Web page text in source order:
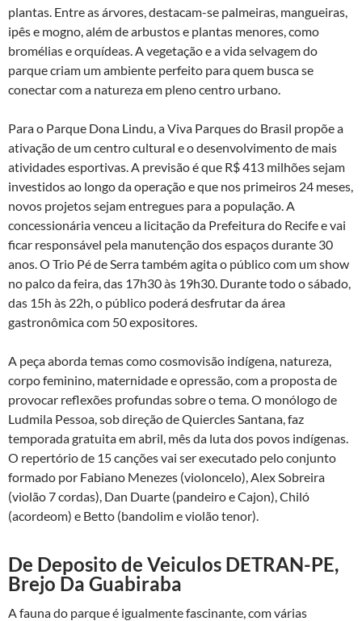
plantas. Entre as árvores, destacam-se palmeiras, mangueiras,
ipês e mogno, além de arbustos e plantas menores, como
bromélias e orquídeas. A vegetação e a vida selvagem do
parque criam um ambiente perfeito para quem busca se
conectar com a natureza em pleno centro urbano.
Para o Parque Dona Lindu, a Viva Parques do Brasil propõe a
ativação de um centro cultural e o desenvolvimento de mais
atividades esportivas. A previsão é que R$ 413 milhões sejam
investidos ao longo da operação e que nos primeiros 24 meses,
novos projetos sejam entregues para a população. A
concessionária venceu a licitação da Prefeitura do Recife e vai
ficar responsável pela manutenção dos espaços durante 30
anos. O Trio Pé de Serra também agita o público com um show
no palco da feira, das 17h30 às 19h30. Durante todo o sábado,
das 15h às 22h, o público poderá desfrutar da área
gastronômica com 50 expositores.
A peça aborda temas como cosmovisão indígena, natureza,
corpo feminino, maternidade e opressão, com a proposta de
provocar reflexões profundas sobre o tema. O monólogo de
Ludmila Pessoa, sob direção de Quiercles Santana, faz
temporada gratuita em abril, mês da luta dos povos indígenas.
O repertório de 15 canções vai ser executado pelo conjunto
formado por Fabiano Menezes (violoncelo), Alex Sobreira
(violão 7 cordas), Dan Duarte (pandeiro e Cajon), Chiló
(acordeom) e Betto (bandolim e violão tenor).
De Deposito de Veiculos DETRAN-PE,
Brejo Da Guabiraba
A fauna do parque é igualmente fascinante, com várias